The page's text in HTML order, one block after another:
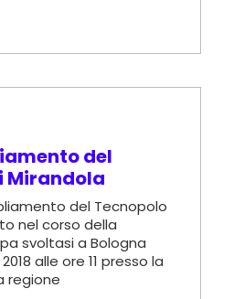
del
Mirandola
del Tecnopolo
nel corso della
svoltasi a Bologna
alle ore 11 presso la
regione